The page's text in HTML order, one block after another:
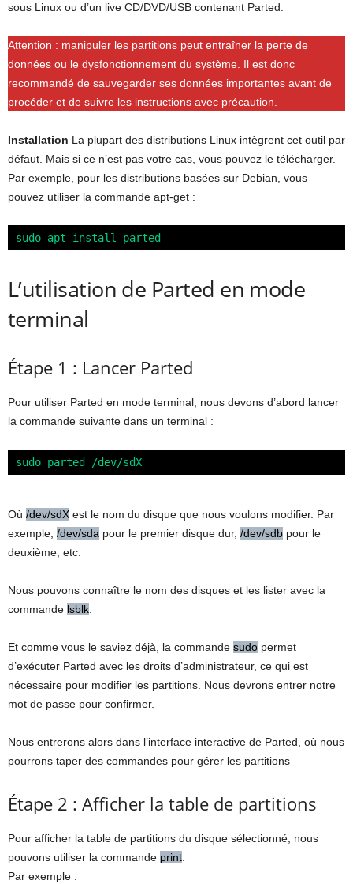
sous Linux ou d’un live CD/DVD/USB contenant Parted.
Attention : manipuler les partitions peut entraîner la perte de
données ou le dysfonctionnement du système. Il est donc
recommandé de sauvegarder ses données importantes avant de
procéder et de suivre les instructions avec précaution.
Installation La plupart des distributions Linux intègrent cet outil par
défaut. Mais si ce n’est pas votre cas, vous pouvez le télécharger.
Par exemple, pour les distributions basées sur Debian, vous
pouvez utiliser la commande apt-get :
sudo apt install parted
L’utilisation de Parted en mode
terminal
Étape 1 : Lancer Parted
Pour utiliser Parted en mode terminal, nous devons d’abord lancer
la commande suivante dans un terminal :
sudo parted /dev/sdX
Où /dev/sdX est le nom du disque que nous voulons modifier. Par
exemple, /dev/sda pour le premier disque dur, /dev/sdb pour le
deuxième, etc.
Nous pouvons connaître le nom des disques et les lister avec la
commande lsblk
Et comme vous le saviez déjà, la commande sudo permet
d’exécuter Parted avec les droits d’administrateur, ce qui est
nécessaire pour modifier les partitions. Nous devrons entrer notre
mot de passe pour confirmer.
Nous entrerons alors dans l’interface interactive de Parted, où nous
pourrons taper des commandes pour gérer les partitions
Étape 2 : Afficher la table de partitions
Pour afficher la table de partitions du disque sélectionné, nous
pouvons utiliser la commande print
Par exemple :